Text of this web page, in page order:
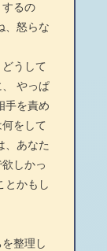
るの
、怒らな
うして
やっぱ
手を責め
をして
、あなた
しかっ
とかもし
整理し